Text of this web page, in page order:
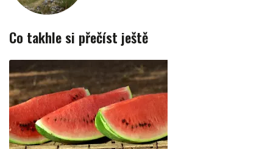
Co takhle si přečíst ještě